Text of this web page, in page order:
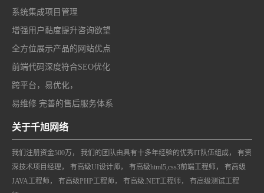
系统集成项目管理
增强用户黏度提升咨询欲望
全方位展示产品的网站优点
前端代码深度符合SEO优化
跨平台，易优化，
易维修 完善的售后服务体系
关于千旭网络
我们注册资金500万， 我们的团队由具有十多年经验的优秀IT队伍组成， 有资
深技术项目经理， 有高级UI设计师， 有高级html5,css3前端工程师， 有高级
JAVA工程师， 有高级PHP工程师， 有高级.NET工程师， 有高级测试工程